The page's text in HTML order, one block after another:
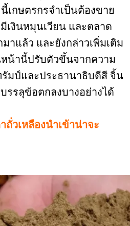
วเหลืองนำเข้าน่าจะ